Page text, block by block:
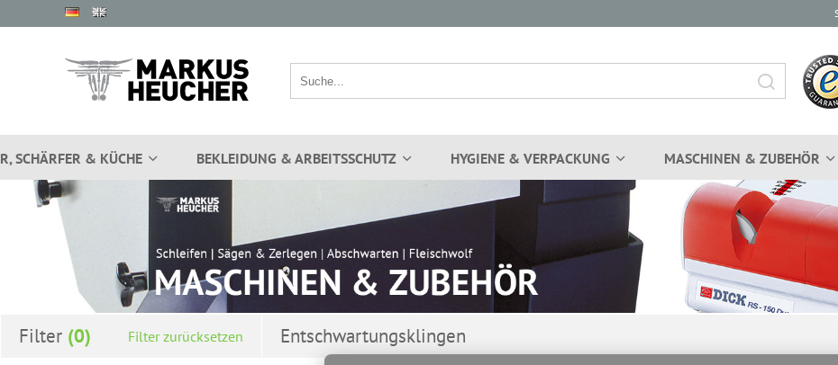
SCHÄRFER & KÜCHE BEKLEIDUNG & ARBEITSSCHUTZ HYGIENE & VERPACKUNG MASCHINEN & ZUBEHÖR
Filter Filter zurücksetzen Entschwartungsklingen